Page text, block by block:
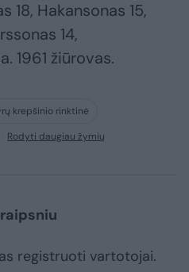
18, Hakansonas 15,
14,
1961 žiūrovas.
krepšinio rinktinė
Rodyti daugiau žymių
registruoti vartotojai.